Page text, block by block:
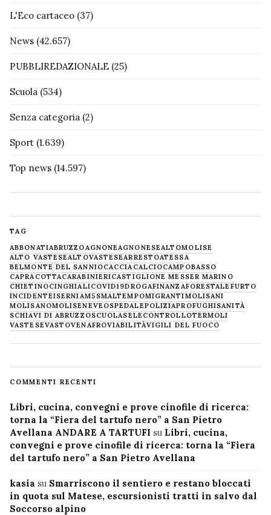
L'Eco cartaceo (37)
News (42.657)
PUBBLIREDAZIONALE (25)
Scuola (534)
Senza categoria (2)
Sport (1.639)
Top news (14.597)
TAG
ABBONATIABRUZZOAGNONEAGNONESEALTOMOLISE
ALTO VASTESEALTOVASTESEARRESTOATESSA
BELMONTE DEL SANNIOCACCIA CALCIOCAMPOBASSO
CAPRACOTTACARABINIERICASTIGLIONE MESSER MARINO
CHIETINOCINGHIALICOVID19DROGAFINANZAFORESTALE FURTO
INCIDENTEISERNIAM5SMALTEMPOMIGRANTIMOLISANI
MOLISANOMOLISENEVE OSPEDALEPOLIZIAPROFUGHISANITÀ
SCHIAVI DI ABRUZZOSCUOLASELECONTROLLOTERMOLI
VASTESEVASTOVENAFROVIABILITÀVIGILI DEL FUOCO
COMMENTI RECENTI
Libri, cucina, convegni e prove cinofile di ricerca:
torna la “Fiera del tartufo nero” a San Pietro
Avellana ANDARE A TARTUFI su Libri, cucina,
convegni e prove cinofile di ricerca: torna la “Fiera
del tartufo nero” a San Pietro Avellana
kasia su Smarriscono il sentiero e restano bloccati
in quota sul Matese, escursionisti tratti in salvo dal
Soccorso alpino